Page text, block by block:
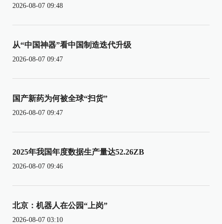
2026-08-07 09:48
从“中国神器”看中国制造迭代升级
2026-08-07 09:47
国产新药为何被全球“扫货”
2026-08-07 09:47
2025年我国年度数据生产量达52.26ZB
2026-08-07 09:46
北京：机器人在公园“上岗”
2026-08-07 03:10